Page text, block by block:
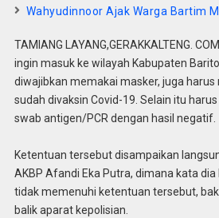
Wahyudinnoor Ajak Warga Bartim
TAMIANG LAYANG,GERAKKALTENG.
ingin masuk ke wilayah Kabupaten
diwajibkan memakai masker, juga
sudah divaksin Covid-19. Selain itu
swab antigen/PCR dengan hasil negatif.
Ketentuan tersebut disampaikan
AKBP Afandi Eka Putra, dimana kata dia
tidak memenuhi ketentuan tersebut,
balik aparat kepolisian.